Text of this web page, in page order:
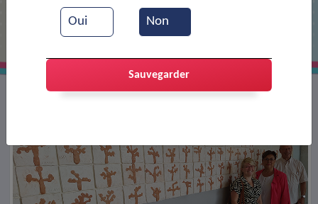
Belle rentrée à tous !
Oui Non
Sauvegarder